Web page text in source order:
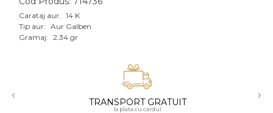
Aur roz
Aur mixt
18K
Carataj aur: 14 K
Tip aur: Aur Galben
Gramaj: 2.34 gr
‹ TRANSPORT GRATUIT
la plata cu cardul
›